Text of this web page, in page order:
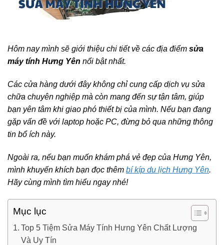
Hôm nay mình sẽ giới thiệu chi tiết về các địa điểm sửa
máy tính Hưng Yên nổi bật nhất.
Các cửa hàng dưới đây không chỉ cung cấp dịch vụ sửa
chữa chuyên nghiệp mà còn mang đến sự tận tâm, giúp
bạn yên tâm khi giao phó thiết bị của mình. Nếu bạn đang
gặp vấn đề với laptop hoặc PC, đừng bỏ qua những thông
tin bổ ích này.
Ngoài ra, nếu bạn muốn khám phá vẻ đẹp của Hưng Yên,
mình khuyến khích bạn đọc thêm bí kíp du lịch Hưng Yên.
Hãy cùng mình tìm hiểu ngay nhé!
Mục lục
Top 5 Tiệm Sửa Máy Tính Hưng Yên Chất Lượng
Và Uy Tín